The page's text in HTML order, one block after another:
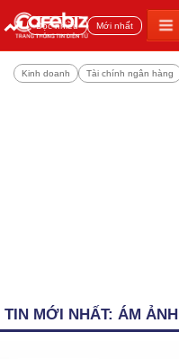
Đọc nhiều Mới nhất
Kinh doanh Tài chính ngân hàng
TIN MỚI NHẤT: ÁM ẢNH